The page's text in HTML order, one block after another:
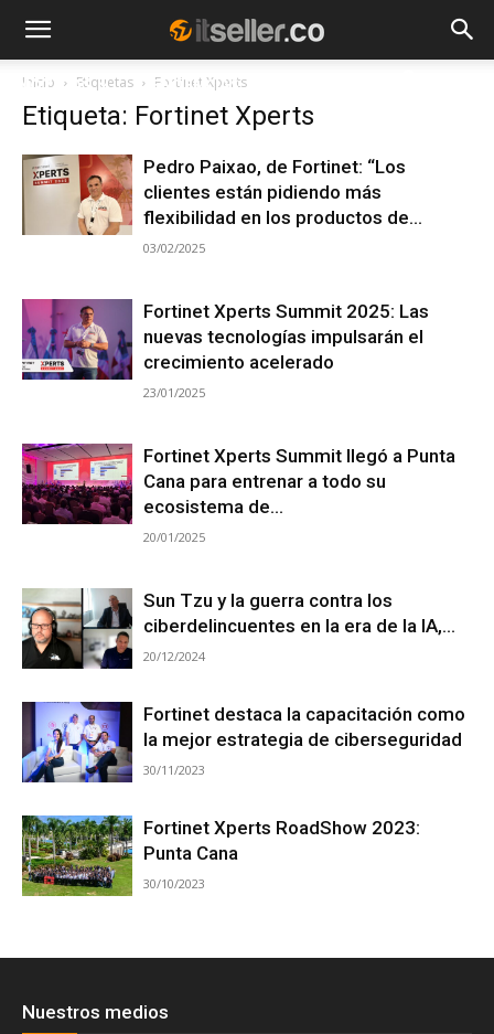
NOTICIAS TENDENCIAS
Inicio Etiquetas Fortinet Xperts
Etiqueta: Fortinet Xperts
Pedro Paixao, de Fortinet: “Los
clientes están pidiendo más
flexibilidad en los productos de...
03/02/2025
Fortinet Xperts Summit 2025: Las
nuevas tecnologías impulsarán el
crecimiento acelerado
23/01/2025
Fortinet Xperts Summit llegó a Punta
Cana para entrenar a todo su
ecosistema de...
20/01/2025
Sun Tzu y la guerra contra los
ciberdelincuentes en la era de la IA,...
20/12/2024
Fortinet destaca la capacitación como
la mejor estrategia de ciberseguridad
30/11/2023
Fortinet Xperts RoadShow 2023:
Punta Cana
30/10/2023
Nuestros medios